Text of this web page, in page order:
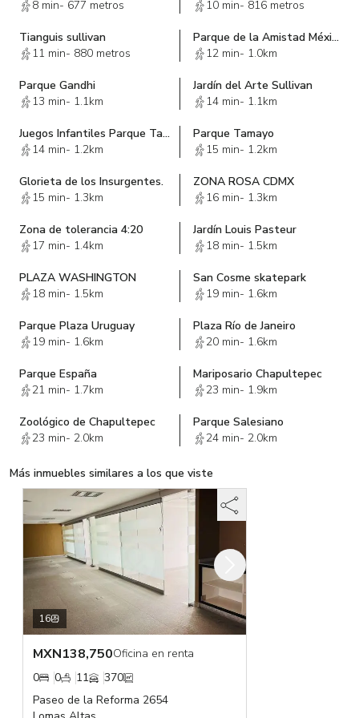
8 min- 677 metros
10 min- 816 metros
Tianguis sullivan
11 min- 880 metros
Parque de la Amistad México - Azerbaiyán
12 min- 1.0km
Parque Gandhi
13 min- 1.1km
Jardín del Arte Sullivan
14 min- 1.1km
Juegos Infantiles Parque Tamayo
14 min- 1.2km
Parque Tamayo
15 min- 1.2km
Glorieta de los Insurgentes.
15 min- 1.3km
ZONA ROSA CDMX
16 min- 1.3km
Zona de tolerancia 4:20
17 min- 1.4km
Jardín Louis Pasteur
18 min- 1.5km
PLAZA WASHINGTON
18 min- 1.5km
San Cosme skatepark
19 min- 1.6km
Parque Plaza Uruguay
19 min- 1.6km
Plaza Río de Janeiro
20 min- 1.6km
Parque España
21 min- 1.7km
Mariposario Chapultepec
23 min- 1.9km
Zoológico de Chapultepec
23 min- 2.0km
Parque Salesiano
24 min- 2.0km
Más inmuebles similares a los que viste
16
MXN138,750Oficina en renta
0
0 11
370
Paseo de la Reforma 2654